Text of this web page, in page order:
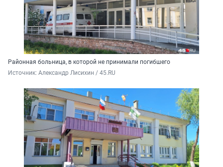
Районная больница, в которой не принимали погибшего
Источник: Александр Лисихин / 45.RU